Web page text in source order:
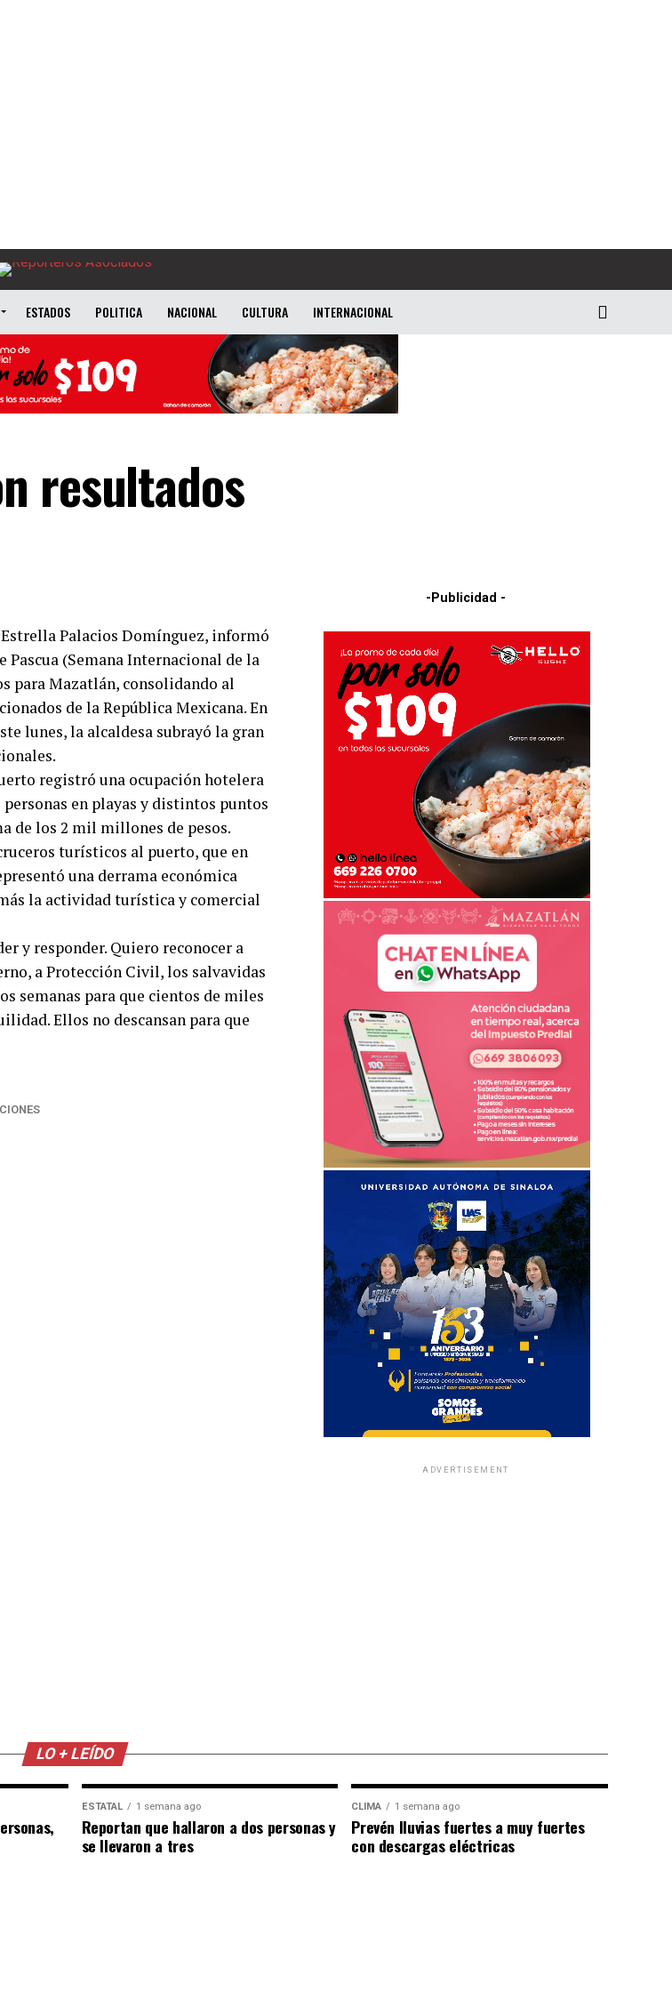
ESTADOS POLITICA NACIONAL CULTURA INTERNACIONAL
resultados
Palacios Domínguez, informó
Pascua (Semana Internacional de la
para Mazatlán, consolidando al
de la República Mexicana. En
lunes, la alcaldesa subrayó la gran
registró una ocupación hotelera
en playas y distintos puntos
de los 2 mil millones de pesos.
turísticos al puerto, que en
una derrama económica
la actividad turística y comercial
y responder. Quiero reconocer a
a Protección Civil, los salvavidas
semanas para que cientos de miles
Ellos no descansan para que
-Publicidad -
ADVERTISEMENT
LO + LEÍDO
ESTATAL 1 semana ago
Reportan que hallaron a dos personas y
se llevaron a tres
CLIMA 1 semana ago
Prevén lluvias fuertes a muy fuertes
con descargas eléctricas